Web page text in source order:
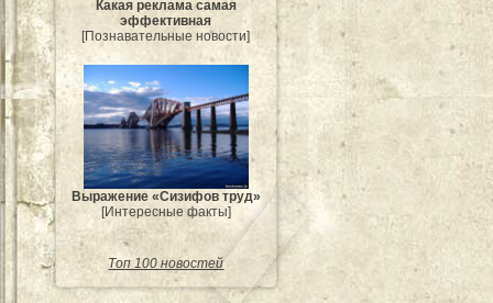
Какая реклама самая
эффективная
[Познавательные новости]
Выражение «Сизифов труд»
[Интересные факты]
Топ 100 новостей